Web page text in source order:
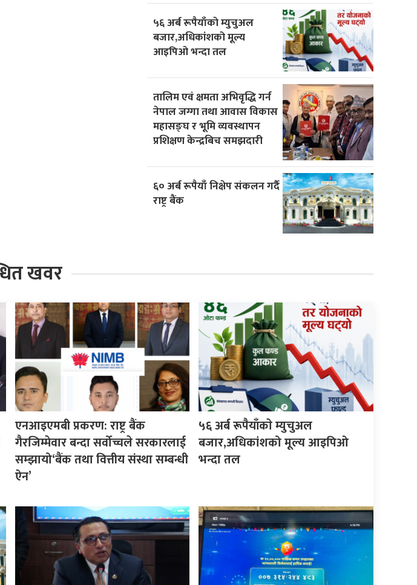
५६ अर्ब रूपैयाँकाे म्युचुअल
बजार,अधिकांशको मूल्य
आइपिओ भन्दा तल
तालिम एवं क्षमता अभिवृद्धि गर्न
नेपाल जग्गा तथा आवास विकास
महासङ्घ र भूमि व्यवस्थापन
प्रशिक्षण केन्द्रबिच समझदारी
६० अर्ब रूपैयाँ निक्षेप संकलन गर्दै
राष्ट्र बैंक
खवर
एनआइएमबी प्रकरण: राष्ट्र बैंक
गैरजिम्मेवार बन्दा सर्वोच्चले सरकारलाई
सम्झायो‘बैंक तथा वित्तीय संस्था सम्बन्धी
ऐन’
५६ अर्ब रूपैयाँकाे म्युचुअल
बजार,अधिकांशको मूल्य आइपिओ
भन्दा तल